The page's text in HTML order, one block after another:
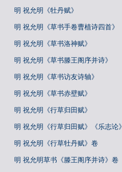
明 祝允明《牡丹赋》
明 祝允明《草书手卷曹植诗四首》
明 祝允明《草书洛神赋》
明 祝允明《草书滕王阁序并诗》
明 祝允明《草书访友诗轴》
明 祝允明《草书赤壁赋》
明 祝允明《行草归田赋》
明 祝允明《行草归田赋》《乐志论》
明 祝允明《行草牡丹赋》卷
明 祝允明草书《滕王阁序并诗》卷